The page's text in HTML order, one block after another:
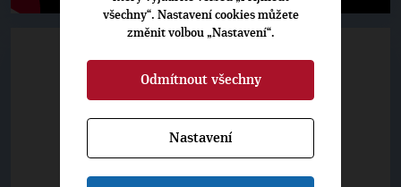
všechny“. Nastavení cookies můžete
změnit volbou „Nastavení“.
Odmítnout všechny
Nastavení